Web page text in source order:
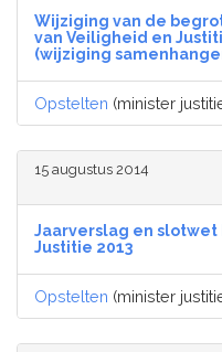
Wijziging van de
van Veiligheid en
(wijziging
Opstelten (minister
15 augustus 2014
Jaarverslag en slotwet
Justitie 2013
Opstelten (minister